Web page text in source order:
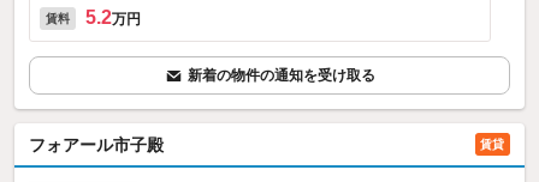
賃料 5.2万円
新着の物件の通知を受け取る
フォアール市子殿 賃貸